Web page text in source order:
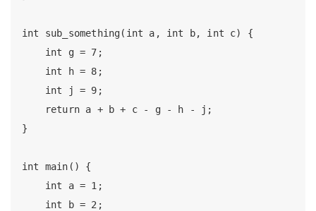
int sub_something(int a, int b, int c) {
    int g = 7;
    int h = 8;
    int j = 9;
    return a + b + c - g - h - j;
}
int main() {
    int a = 1;
    int b = 2;